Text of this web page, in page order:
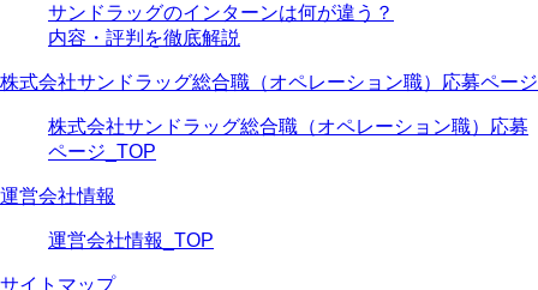
サンドラッグのインターンは何が違う？
内容・評判を徹底解説
株式会社サンドラッグ総合職（オペレーション職）応募ページ
株式会社サンドラッグ総合職（オペレーション職）応募
ページ_TOP
運営会社情報
運営会社情報_TOP
サイトマップ